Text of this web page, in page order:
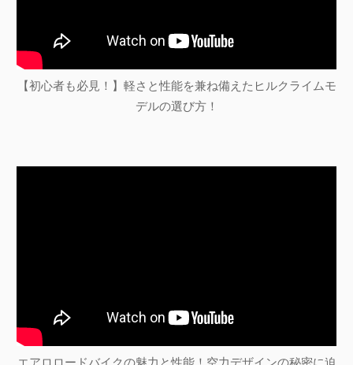
【初心者も必見！】軽さと性能を兼ね備えたヒルクライムモ
デルの選び方！